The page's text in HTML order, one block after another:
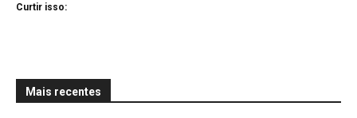
Curtir isso:
Mais recentes